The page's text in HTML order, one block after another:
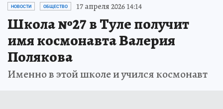
НОВОСТИ ОБЩЕСТВО 17 апреля 2026 14:14
Школа №27 в Туле получит
имя космонавта Валерия
Полякова
Именно в этой школе и учился космонавт